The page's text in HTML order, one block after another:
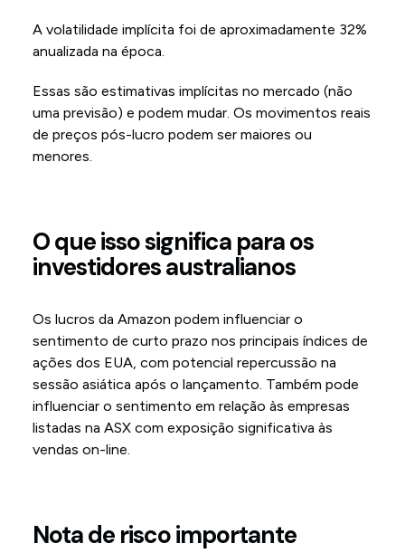
A volatilidade implícita foi de aproximadamente 32%
anualizada na época.
Essas são estimativas implícitas no mercado (não
uma previsão) e podem mudar. Os movimentos reais
de preços pós-lucro podem ser maiores ou
menores.
O que isso significa para os
investidores australianos
Os lucros da Amazon podem influenciar o
sentimento de curto prazo nos principais índices de
ações dos EUA, com potencial repercussão na
sessão asiática após o lançamento. Também pode
influenciar o sentimento em relação às empresas
listadas na ASX com exposição significativa às
vendas on-line.
Nota de risco importante